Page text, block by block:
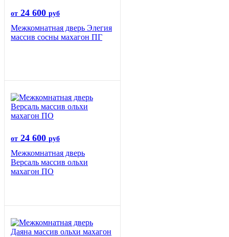
от 24 600 руб
Межкомнатная дверь Элегия
массив сосны махагон ПГ
от 24 600 руб
Межкомнатная дверь
Версаль массив ольхи
махагон ПО